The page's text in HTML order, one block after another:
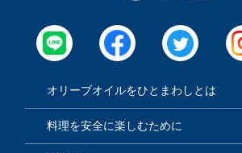
オリーブオイルをひとまわしとは
料理を安全に楽しむために